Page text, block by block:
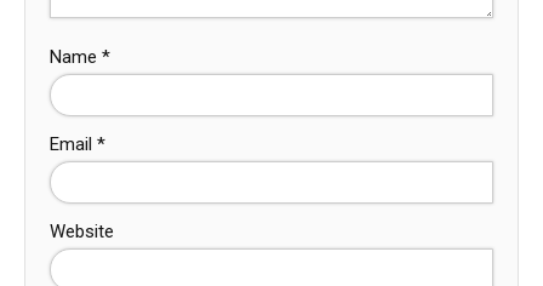
Name *
Email *
Website